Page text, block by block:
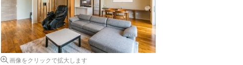
画像をクリックで拡大します